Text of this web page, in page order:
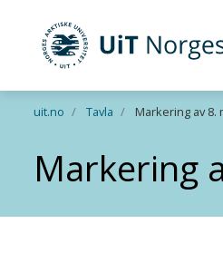
Gå til hovedinnhold
UiT Norges arktiske
uit.no Tavla Markering av 8.
Markering